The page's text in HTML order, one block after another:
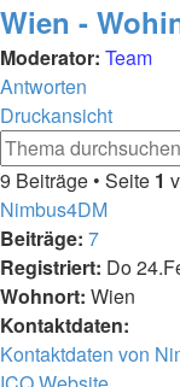
Wien -
Moderator: Team
Antworten
Druckansicht
9 Beiträge • Seite 1
Nimbus4DM
Beiträge: 7
Registriert: Do
Wohnort: Wien
Kontaktdaten:
Kontaktdaten von